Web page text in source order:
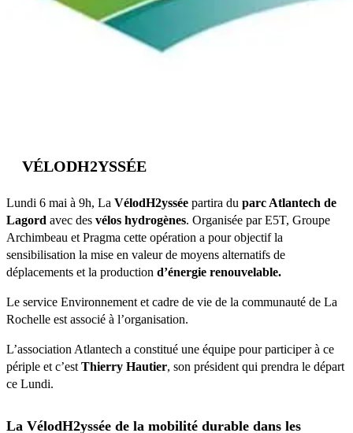
VÉLODH2YSSÉE
Lundi 6 mai à 9h, La VélodH2yssée partira du parc Atlantech de
Lagord avec des vélos hydrogènes. Organisée par E5T, Groupe
Archimbeau et Pragma cette opération a pour objectif la
sensibilisation la mise en valeur de moyens alternatifs de
déplacements et la production d’énergie renouvelable.
Le service Environnement et cadre de vie de la communauté de La
Rochelle est associé à l’organisation.
L’association Atlantech a constitué une équipe pour participer à ce
périple et c’est Thierry Hautier, son président qui prendra le départ
ce Lundi.
La VélodH2yssée de la mobilité durable dans les